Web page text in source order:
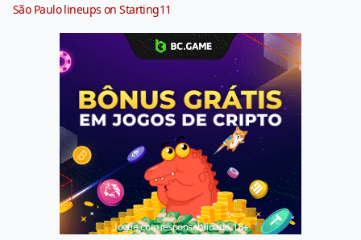
São Paulo lineups on Starting11
Jogue com responsabilidade. 18+